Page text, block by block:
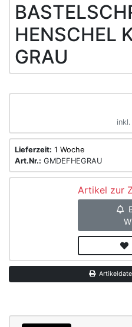
HENSCHEL
GRAU
Lieferzeit: 1 Woche
Art.Nr.: GMDEFHEGRAU
Artikel zur